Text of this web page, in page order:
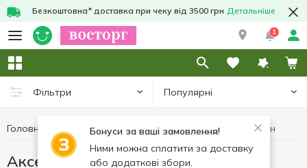
Безкоштовна* доставка при чеку від 3500 грн Детальніше
1
Фільтри Популярні
Бонуси за ваші замовлення!
Ними можна сплатити за доставку
або додаткові збори.
Головна Товари для тварин Аксесуари для тварин
Аксесуари для тварин